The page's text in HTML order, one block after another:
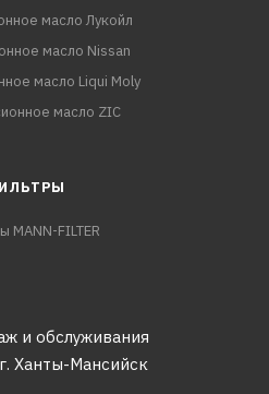
масло Лукойл
масло Nissan
масло Liqui Moly
масло ZIC
MANN-FILTER
и обслуживания
г. Ханты-Мансийск